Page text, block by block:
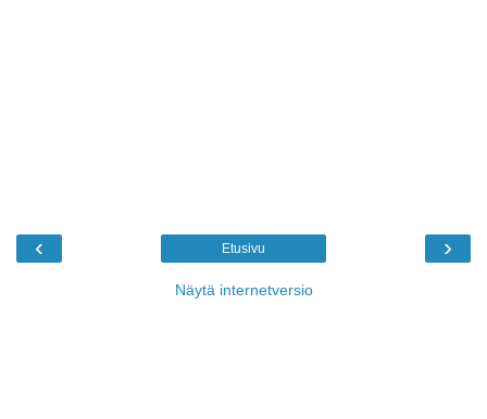
‹ ›
Etusivu
Näytä internetversio